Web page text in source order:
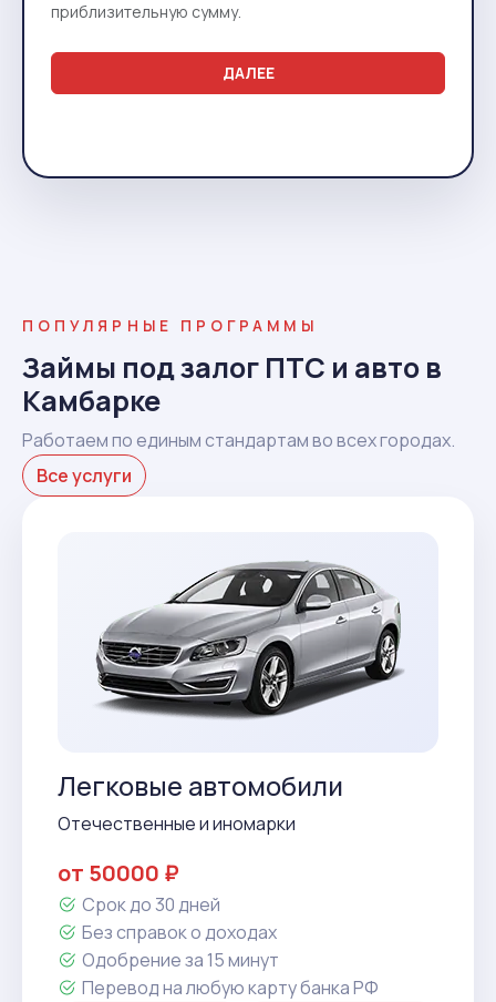
приблизительную сумму.
ДАЛЕЕ
ПОПУЛЯРНЫЕ ПРОГРАММЫ
Займы под залог ПТС и авто в
Камбарке
Работаем по единым стандартам во всех городах.
Все услуги
Легковые автомобили
Отечественные и иномарки
от 50000 ₽
Срок до 30 дней
Без справок о доходах
Одобрение за 15 минут
Перевод на любую карту банка РФ